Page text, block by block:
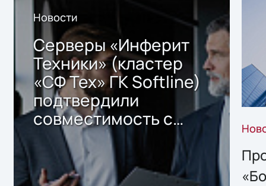
Новости
Серверы «Инферит
Техники» (кластер
«СФ Тех» ГК Softline)
подтвердили
совместимость с
решением Sharx
Storage 2.x для
хранения данных